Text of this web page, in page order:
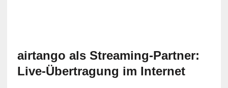
airtango als Streaming-Partner:
Live-Übertragung im Internet